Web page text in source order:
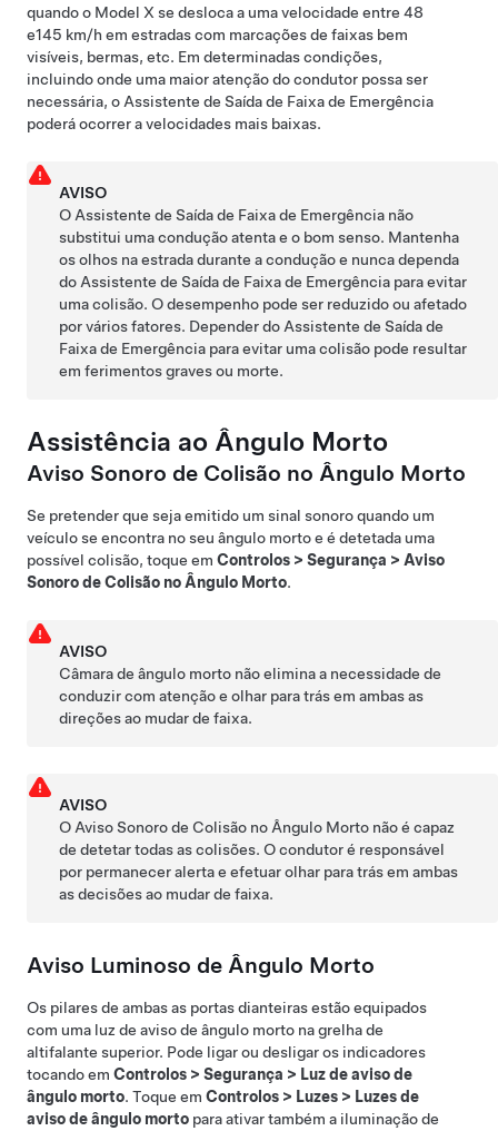
quando o Model X se desloca a uma velocidade entre 48
e145 km/h em estradas com marcações de faixas bem
visíveis, bermas, etc. Em determinadas condições,
incluindo onde uma maior atenção do condutor possa ser
necessária, o Assistente de Saída de Faixa de Emergência
poderá ocorrer a velocidades mais baixas.
AVISO
O Assistente de Saída de Faixa de Emergência não
substitui uma condução atenta e o bom senso. Mantenha
os olhos na estrada durante a condução e nunca dependa
do Assistente de Saída de Faixa de Emergência para evitar
uma colisão. O desempenho pode ser reduzido ou afetado
por vários fatores. Depender do Assistente de Saída de
Faixa de Emergência para evitar uma colisão pode resultar
em ferimentos graves ou morte.
Assistência ao Ângulo Morto
Aviso Sonoro de Colisão no Ângulo Morto
Se pretender que seja emitido um sinal sonoro quando um
veículo se encontra no seu ângulo morto e é detetada uma
possível colisão, toque em Controlos > Segurança > Aviso
Sonoro de Colisão no Ângulo Morto.
AVISO
Câmara de ângulo morto não elimina a necessidade de
conduzir com atenção e olhar para trás em ambas as
direções ao mudar de faixa.
AVISO
O Aviso Sonoro de Colisão no Ângulo Morto não é capaz
de detetar todas as colisões. O condutor é responsável
por permanecer alerta e efetuar olhar para trás em ambas
as decisões ao mudar de faixa.
Aviso Luminoso de Ângulo Morto
Os pilares de ambas as portas dianteiras estão equipados
com uma luz de aviso de ângulo morto na grelha de
altifalante superior. Pode ligar ou desligar os indicadores
tocando em Controlos > Segurança > Luz de aviso de
ângulo morto. Toque em Controlos > Luzes > Luzes de
aviso de ângulo morto para ativar também a iluminação de